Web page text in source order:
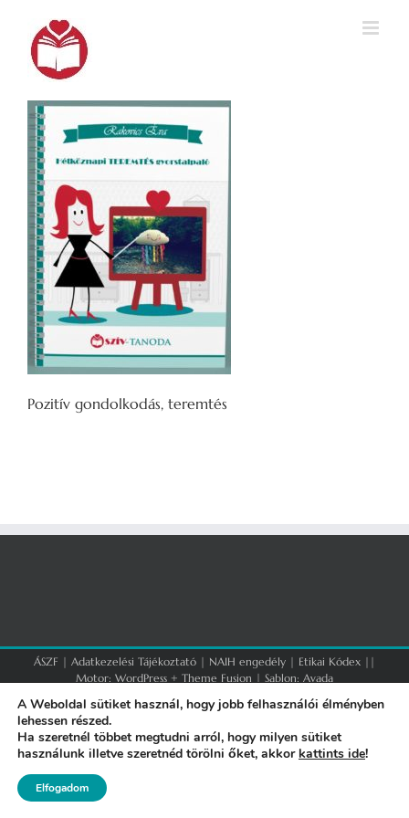
Pozitív gondolkodás, teremtés
ÁSZF | Adatkezelési Tájékoztató | NAIH engedély | Etikai Kódex ||
Motor: WordPress + Theme Fusion | Sablon: Avada
A Weboldal sütiket használ, hogy jobb felhasználói élményben
lehessen részed.
Ha szeretnél többet megtudni arról, hogy milyen sütiket
használunk illetve szeretnéd törölni őket, akkor kattints ide!
Elfogadom